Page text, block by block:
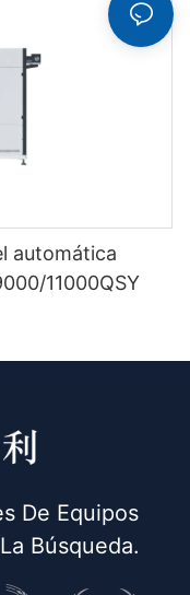
automática
11000QSY
De Equipos
Búsqueda.